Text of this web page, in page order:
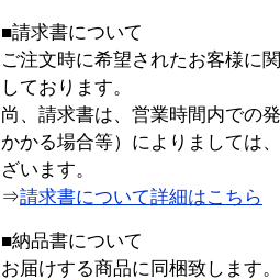
■請求書について
ご注文時に希望されたお客様に
しております。
尚、請求書は、営業時間内での
かかる場合等）によりましては
ざいます。
⇒請求書について詳細はこちら
■納品書について
お届けする商品に同梱致します。